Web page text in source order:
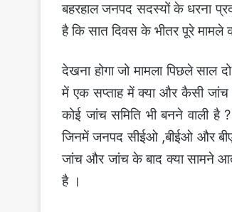
बहरहाल जनपद सदस्यों के धरना
है कि सात दिवस के भीतर पूरे मामले
देखना होगा जो मामला पिछले साल
में एक सप्ताह में क्या और कैसी जांच
कोई जांच समिति भी बनने वाली है
जिनमें जनपद सीईओ ,बीईओ और
जांच और जांच के बाद क्या सामने
है ।